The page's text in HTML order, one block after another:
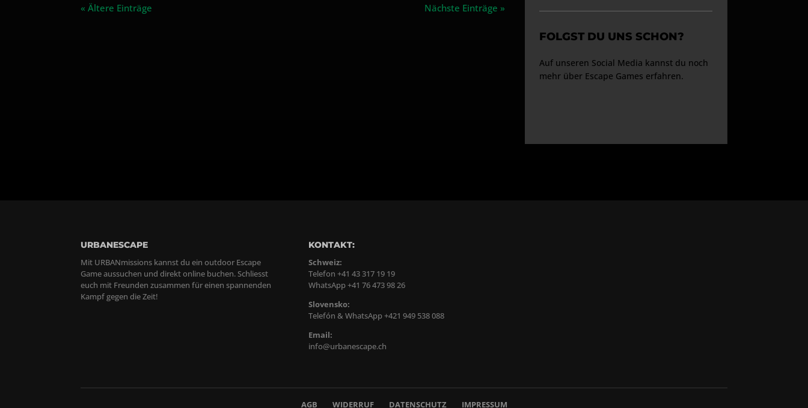
« Ältere Einträge Nächste Einträge »
FOLGST DU UNS SCHON?
Auf unseren Social Media kannst du noch
mehr über Escape Games erfahren.
URBANESCAPE
Mit URBANmissions kannst du ein outdoor Escape
Game aussuchen und direkt online buchen. Schliesst
euch mit Freunden zusammen für einen spannenden
Kampf gegen die Zeit!
KONTAKT:
Schweiz:
Telefon +41 43 317 19 19
WhatsApp +41 76 473 98 26
Slovensko:
Telefón & WhatsApp +421 949 538 088
Email:
info@urbanescape.ch
AGB WIDERRUF DATENSCHUTZ IMPRESSUM